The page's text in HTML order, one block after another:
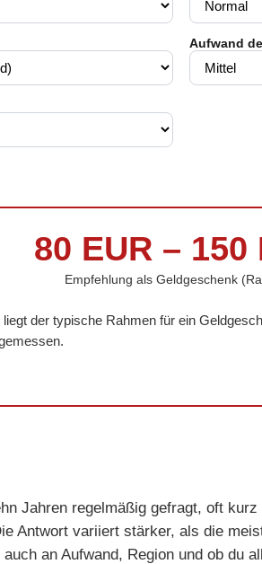
Aufwand
80 EUR – 150
Empfehlung als Geldgeschenk
der typische Rahmen für ein
Jahren regelmäßig gefragt, oft
Antwort variiert stärker, als die
an Aufwand, Region und ob du